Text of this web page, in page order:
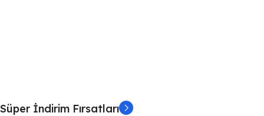
Süper İndirim Fırsatları